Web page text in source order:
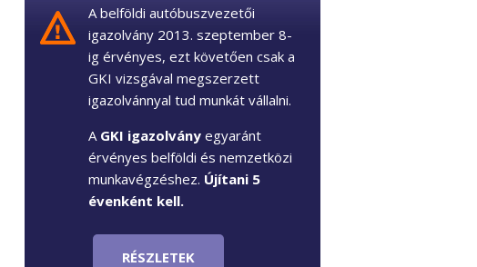
A belföldi autóbuszvezetői
igazolvány 2013. szeptember 8-
ig érvényes, ezt követően csak a
GKI vizsgával megszerzett
igazolvánnyal tud munkát vállalni.
A GKI igazolvány egyaránt
érvényes belföldi és nemzetközi
munkavégzéshez. Újítani 5
évenként kell.
RÉSZLETEK